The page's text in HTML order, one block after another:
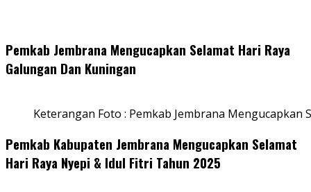
Pemkab Jembrana Mengucapkan Selamat Hari Raya
Galungan Dan Kuningan
Keterangan Foto : Pemkab Jembrana Mengucapkan
Pemkab Kabupaten Jembrana Mengucapkan Selamat
Hari Raya Nyepi & Idul Fitri Tahun 2025